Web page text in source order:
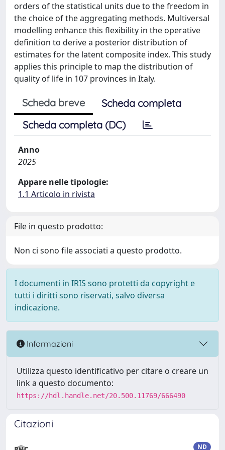
orders of the statistical units due to the freedom in
the choice of the aggregating methods. Multiversal
modelling enhance this flexibility in the operative
definition to derive a posterior distribution of
estimates for the latent composite index. This study
applies this principle to map the distribution of
quality of life in 107 provinces in Italy.
Scheda breve
Scheda completa
Scheda completa (DC)
Anno
2025
Appare nelle tipologie:
1.1 Articolo in rivista
File in questo prodotto:
Non ci sono file associati a questo prodotto.
I documenti in IRIS sono protetti da copyright e
tutti i diritti sono riservati, salvo diversa
indicazione.
Informazioni
Utilizza questo identificativo per citare o creare un
link a questo documento:
https://hdl.handle.net/20.500.11769/666490
Citazioni
ND